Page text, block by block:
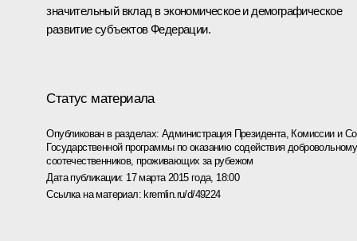
значительный вклад в экономическое и демографическое
развитие субъектов Федерации.
Статус материала
Опубликован в разделах: Администрация Президента, Комиссии и
Государственной программы по оказанию содействия
соотечественников, проживающих за рубежом
Дата публикации: 17 марта 2015 года, 18:00
Ссылка на материал: kremlin.ru/d/49224